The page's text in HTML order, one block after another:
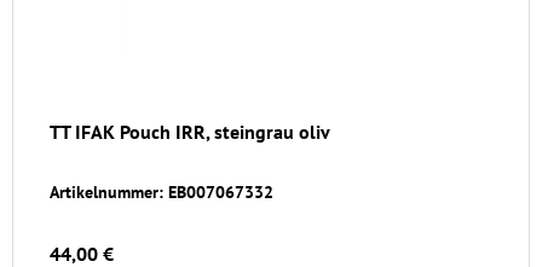
TT IFAK Pouch IRR, steingrau oliv
Artikelnummer: EB007067332
44,00 €